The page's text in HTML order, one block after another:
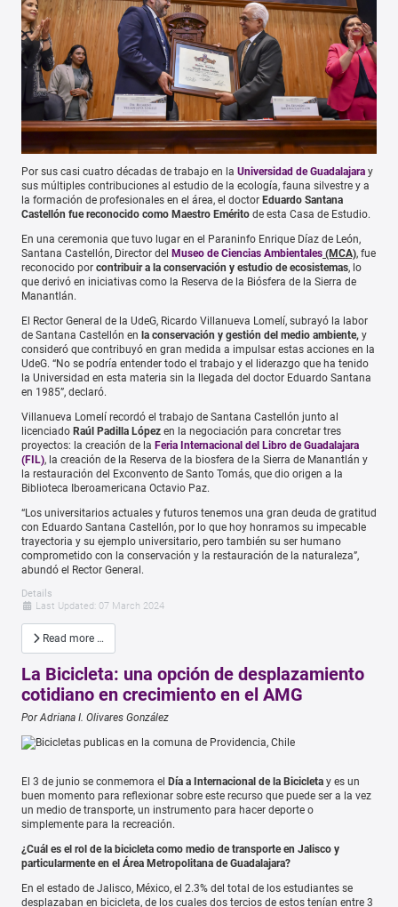
Por sus casi cuatro décadas de trabajo en la Universidad de Guadalajara y
sus múltiples contribuciones al estudio de la ecología, fauna silvestre y a
la formación de profesionales en el área, el doctor Eduardo Santana
Castellón fue reconocido como Maestro Emérito de esta Casa de Estudio.
En una ceremonia que tuvo lugar en el Paraninfo Enrique Díaz de León,
Santana Castellón, Director del Museo de Ciencias Ambientales (MCA), fue
reconocido por contribuir a la conservación y estudio de ecosistemas, lo
que derivó en iniciativas como la Reserva de la Biósfera de la Sierra de
Manantlán.
El Rector General de la UdeG, Ricardo Villanueva Lomelí, subrayó la labor
de Santana Castellón en la conservación y gestión del medio ambiente, y
consideró que contribuyó en gran medida a impulsar estas acciones en la
UdeG. “No se podría entender todo el trabajo y el liderazgo que ha tenido
la Universidad en esta materia sin la llegada del doctor Eduardo Santana
en 1985”, declaró.
Villanueva Lomelí recordó el trabajo de Santana Castellón junto al
licenciado Raúl Padilla López en la negociación para concretar tres
proyectos: la creación de la Feria Internacional del Libro de Guadalajara
(FIL), la creación de la Reserva de la biosfera de la Sierra de Manantlán y
la restauración del Exconvento de Santo Tomás, que dio origen a la
Biblioteca Iberoamericana Octavio Paz.
“Los universitarios actuales y futuros tenemos una gran deuda de gratitud
con Eduardo Santana Castellón, por lo que hoy honramos su impecable
trayectoria y su ejemplo universitario, pero también su ser humano
comprometido con la conservación y la restauración de la naturaleza”,
abundó el Rector General.
Details
Last Updated: 07 March 2024
Read more …
La Bicicleta: una opción de desplazamiento
cotidiano en crecimiento en el AMG
Por Adriana I. Olivares González
El 3 de junio se conmemora el Día a Internacional de la Bicicleta y es un
buen momento para reflexionar sobre este recurso que puede ser a la vez
un medio de transporte, un instrumento para hacer deporte o
simplemente para la recreación.
¿Cuál es el rol de la bicicleta como medio de transporte en Jalisco y
particularmente en el Área Metropolitana de Guadalajara?
En el estado de Jalisco, México, el 2.3% del total de los estudiantes se
desplazaban en bicicleta, de los cuales dos tercios de estos tenían entre 3